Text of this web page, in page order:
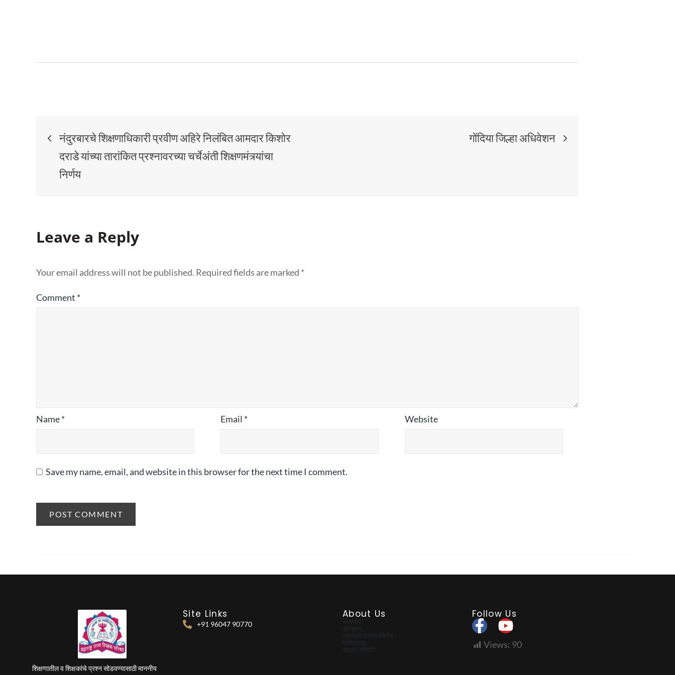
नंदुरबारचे शिक्षणाधिकारी प्रवीण अहिरे निलंबित आमदार किशोर
दराडे यांच्या तारांकित प्रश्नावरच्या चर्चेअंती शिक्षणमंत्र्यांचा
निर्णय
गोंदिया जिल्हा अधिवेशन
Leave a Reply
Your email address will not be published. Required fields are marked *
Comment *
Name* Email * Website
Save my name, email, and website in this browser for the next time I comment.
शिक्षणातील व शिक्षकांचे प्रश्न सोडवण्यासाठी माननीय
Site Links
+91 96047 90770
About Us Follow Us
Views: 90